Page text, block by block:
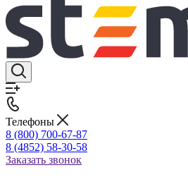
Телефоны
8 (800) 700-67-87
8 (4852) 58-30-58
Заказать звонок